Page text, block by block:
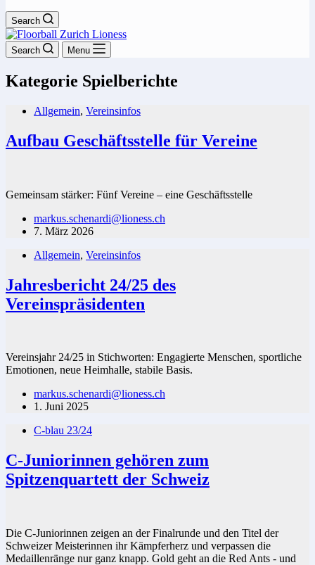
Search
Search Menu
Kategorie Spielberichte
Allgemein, Vereinsinfos
Aufbau Geschäftsstelle für Vereine
Gemeinsam stärker: Fünf Vereine – eine Geschäftsstelle
markus.schenardi@lioness.ch
7. März 2026
Allgemein, Vereinsinfos
Jahresbericht 24/25 des
Vereinspräsidenten
Vereinsjahr 24/25 in Stichworten: Engagierte Menschen, sportliche
Emotionen, neue Heimhalle, stabile Basis.
markus.schenardi@lioness.ch
1. Juni 2025
C-blau 23/24
C-Juniorinnen gehören zum
Spitzenquartett der Schweiz
Die C-Juniorinnen zeigen an der Finalrunde und den Titel der
Schweizer Meisterinnen ihr Kämpferherz und verpassen die
Medaillenränge nur ganz knapp. Gold geht an die Red Ants - und